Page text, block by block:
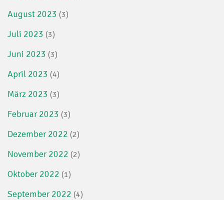
August 2023 (3)
Juli 2023 (3)
Juni 2023 (3)
April 2023 (4)
März 2023 (3)
Februar 2023 (3)
Dezember 2022 (2)
November 2022 (2)
Oktober 2022 (1)
September 2022 (4)